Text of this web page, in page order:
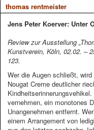
thomas rentmeister
Jens Peter Koerver: Unter
Review zur Ausstellung
Kunstverein, Köln, 02.02. –
123.
Wer die Augen schließt,
Nougat Creme deutlicher
vernehmen, ein monotones
Unangenehmen entfernt.
einem Arrangement von